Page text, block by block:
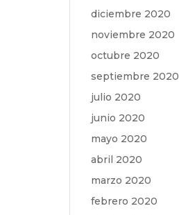
diciembre 2020
noviembre 2020
octubre 2020
septiembre 2020
julio 2020
junio 2020
mayo 2020
abril 2020
marzo 2020
febrero 2020